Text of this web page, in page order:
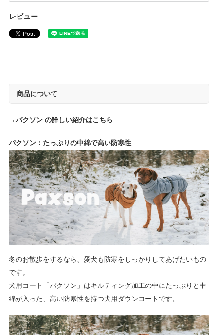
レビュー
商品について
→ パクソン の詳しい紹介はこちら
パクソン：たっぷりの中綿で高い防寒性
冬のお散歩をするなら、愛犬も防寒をしっかりしてあげたいもの
です。
犬用コート「パクソン」はキルティング加工の中にたっぷりと中
綿が入った、高い防寒性を持つ犬用ダウンコートです。